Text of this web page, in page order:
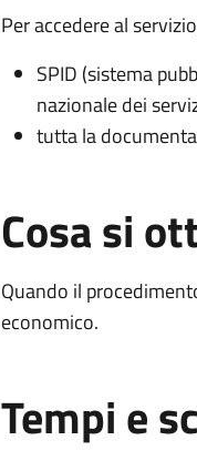
Per accedere al
SPID (sistema
nazionale dei
tutta la
Cosa si
Quando il
economico.
Tempi e